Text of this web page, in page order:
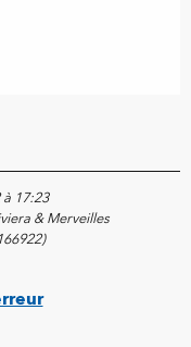
17:23
& Merveilles
)